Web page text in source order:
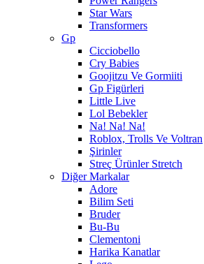
Star Wars
Transformers
Gp
Cicciobello
Cry Babies
Goojitzu Ve Gormiiti
Gp Figürleri
Little Live
Lol Bebekler
Na! Na! Na!
Roblox, Trolls Ve Voltran
Şirinler
Streç Ürünler Stretch
Diğer Markalar
Adore
Bilim Seti
Bruder
Bu-Bu
Clementoni
Harika Kanatlar